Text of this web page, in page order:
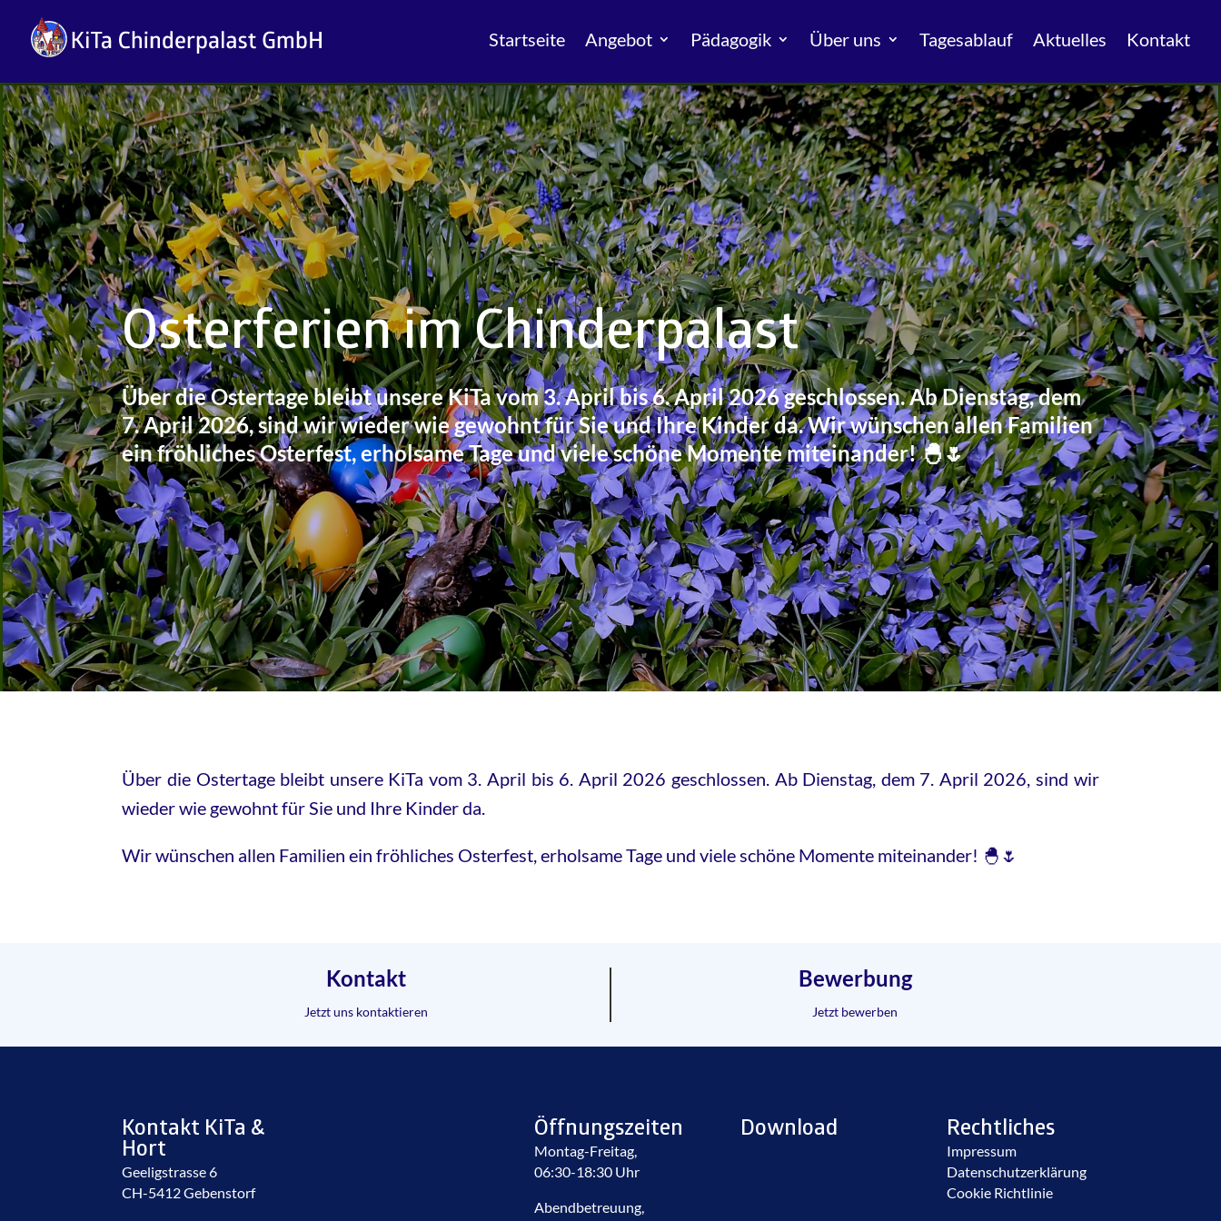
Startseite Angebot Pädagogik Über uns Tagesablauf Aktuelles Kontakt
Osterferien im Chinderpalast
Über die Ostertage bleibt unsere KiTa vom 3. April bis 6. April 2026 geschlossen. Ab Dienstag, dem
7. April 2026, sind wir wieder wie gewohnt für Sie und Ihre Kinder da. Wir wünschen allen Familien
ein fröhliches Osterfest, erholsame Tage und viele schöne Momente miteinander! 🐣🌷
Über die Ostertage bleibt unsere KiTa vom 3. April bis 6. April 2026 geschlossen. Ab Dienstag, dem 7. April 2026, sind wir
wieder wie gewohnt für Sie und Ihre Kinder da.
Wir wünschen allen Familien ein fröhliches Osterfest, erholsame Tage und viele schöne Momente miteinander! 🐣🌷
Kontakt
Jetzt uns kontaktieren
Bewerbung
Jetzt bewerben
Kontakt KiTa &
Hort
Geeligstrasse 6
CH-5412 Gebenstorf
Öffnungszeiten
Montag-Freitag,
06:30-18:30 Uhr
Abendbetreuung,
Download Rechtliches
Impressum
Datenschutzerklärung
Cookie Richtlinie